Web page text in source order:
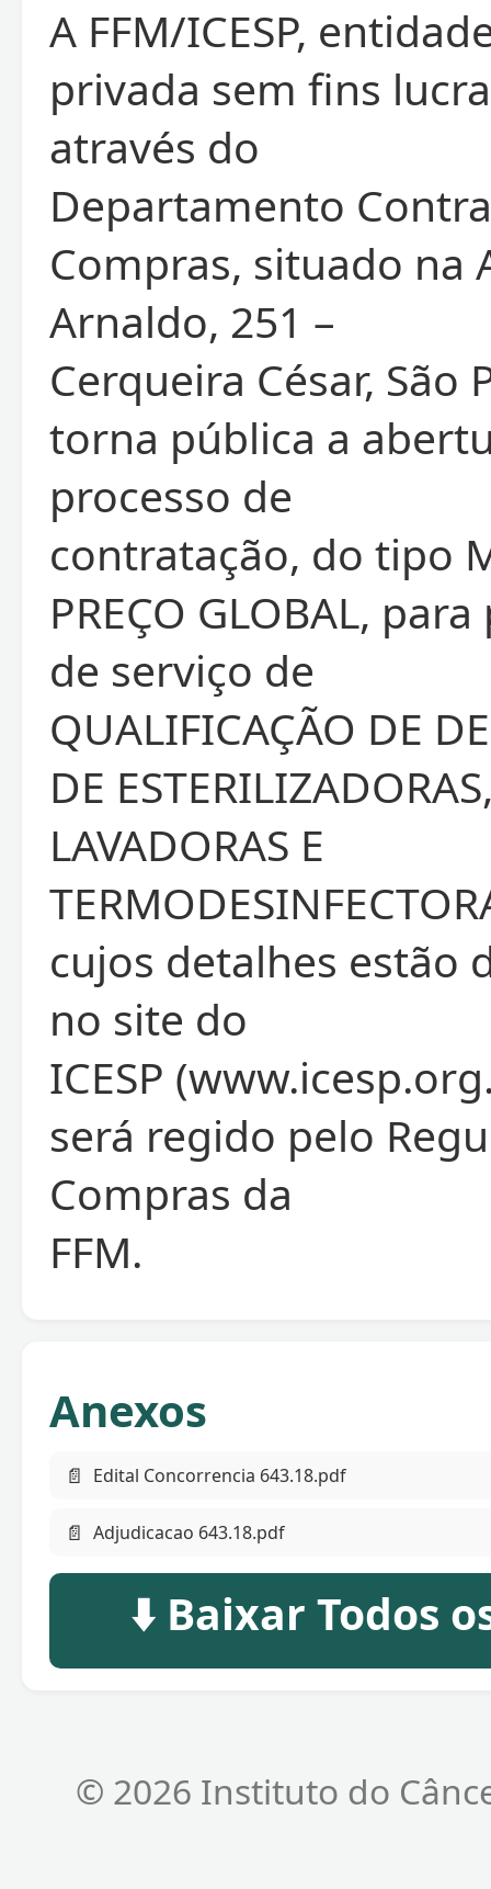
A FFM/ICESP,
privada sem fins
através do
Departamento
Compras, situado na
Arnaldo, 251 –
Cerqueira César, São
torna pública a
processo de
contratação, do tipo
PREÇO GLOBAL,
de serviço de
QUALIFICAÇÃO DE
DE
LAVADORAS E
cujos detalhes estão
no site do
ICESP
será regido pelo
Compras da
FFM.
Anexos
📄 Edital Concorrencia 643.18.pdf
📄 Adjudicacao 643.18.pdf
⬇️ Baixar Todos
© 2026 Instituto do